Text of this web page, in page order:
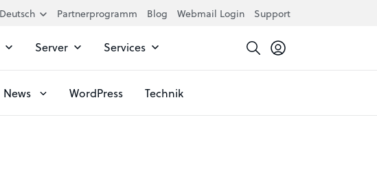
Partnerprogramm Blog Webmail Login Support
Server Services
News WordPress Technik